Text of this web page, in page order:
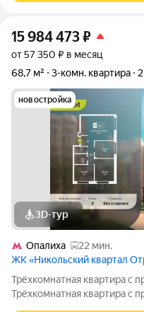
15 984 473₽
от 57 350 ₽ в месяц
68,7 м²
3-комн. квартира
новостройка
3D-тур
Опалиха
22 мин.
ЖК «Никольский квартал
Трёхкомнатная квартира с
Трёхкомнатная квартира с